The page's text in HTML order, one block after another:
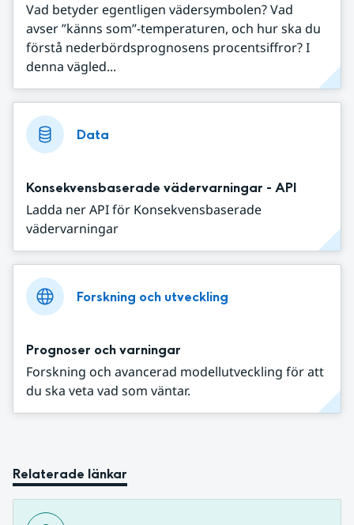
Vad betyder egentligen vädersymbolen? Vad
avser ”känns som”-temperaturen, och hur ska du
förstå nederbördsprognosens procentsiffror? I
denna vägled...
Data
Konsekvensbaserade vädervarningar - API
Ladda ner API för Konsekvensbaserade
vädervarningar
Forskning och utveckling
Prognoser och varningar
Forskning och avancerad modellutveckling för att
du ska veta vad som väntar.
Relaterade länkar